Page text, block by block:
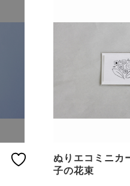
ぬりエコミニカ
子の花束